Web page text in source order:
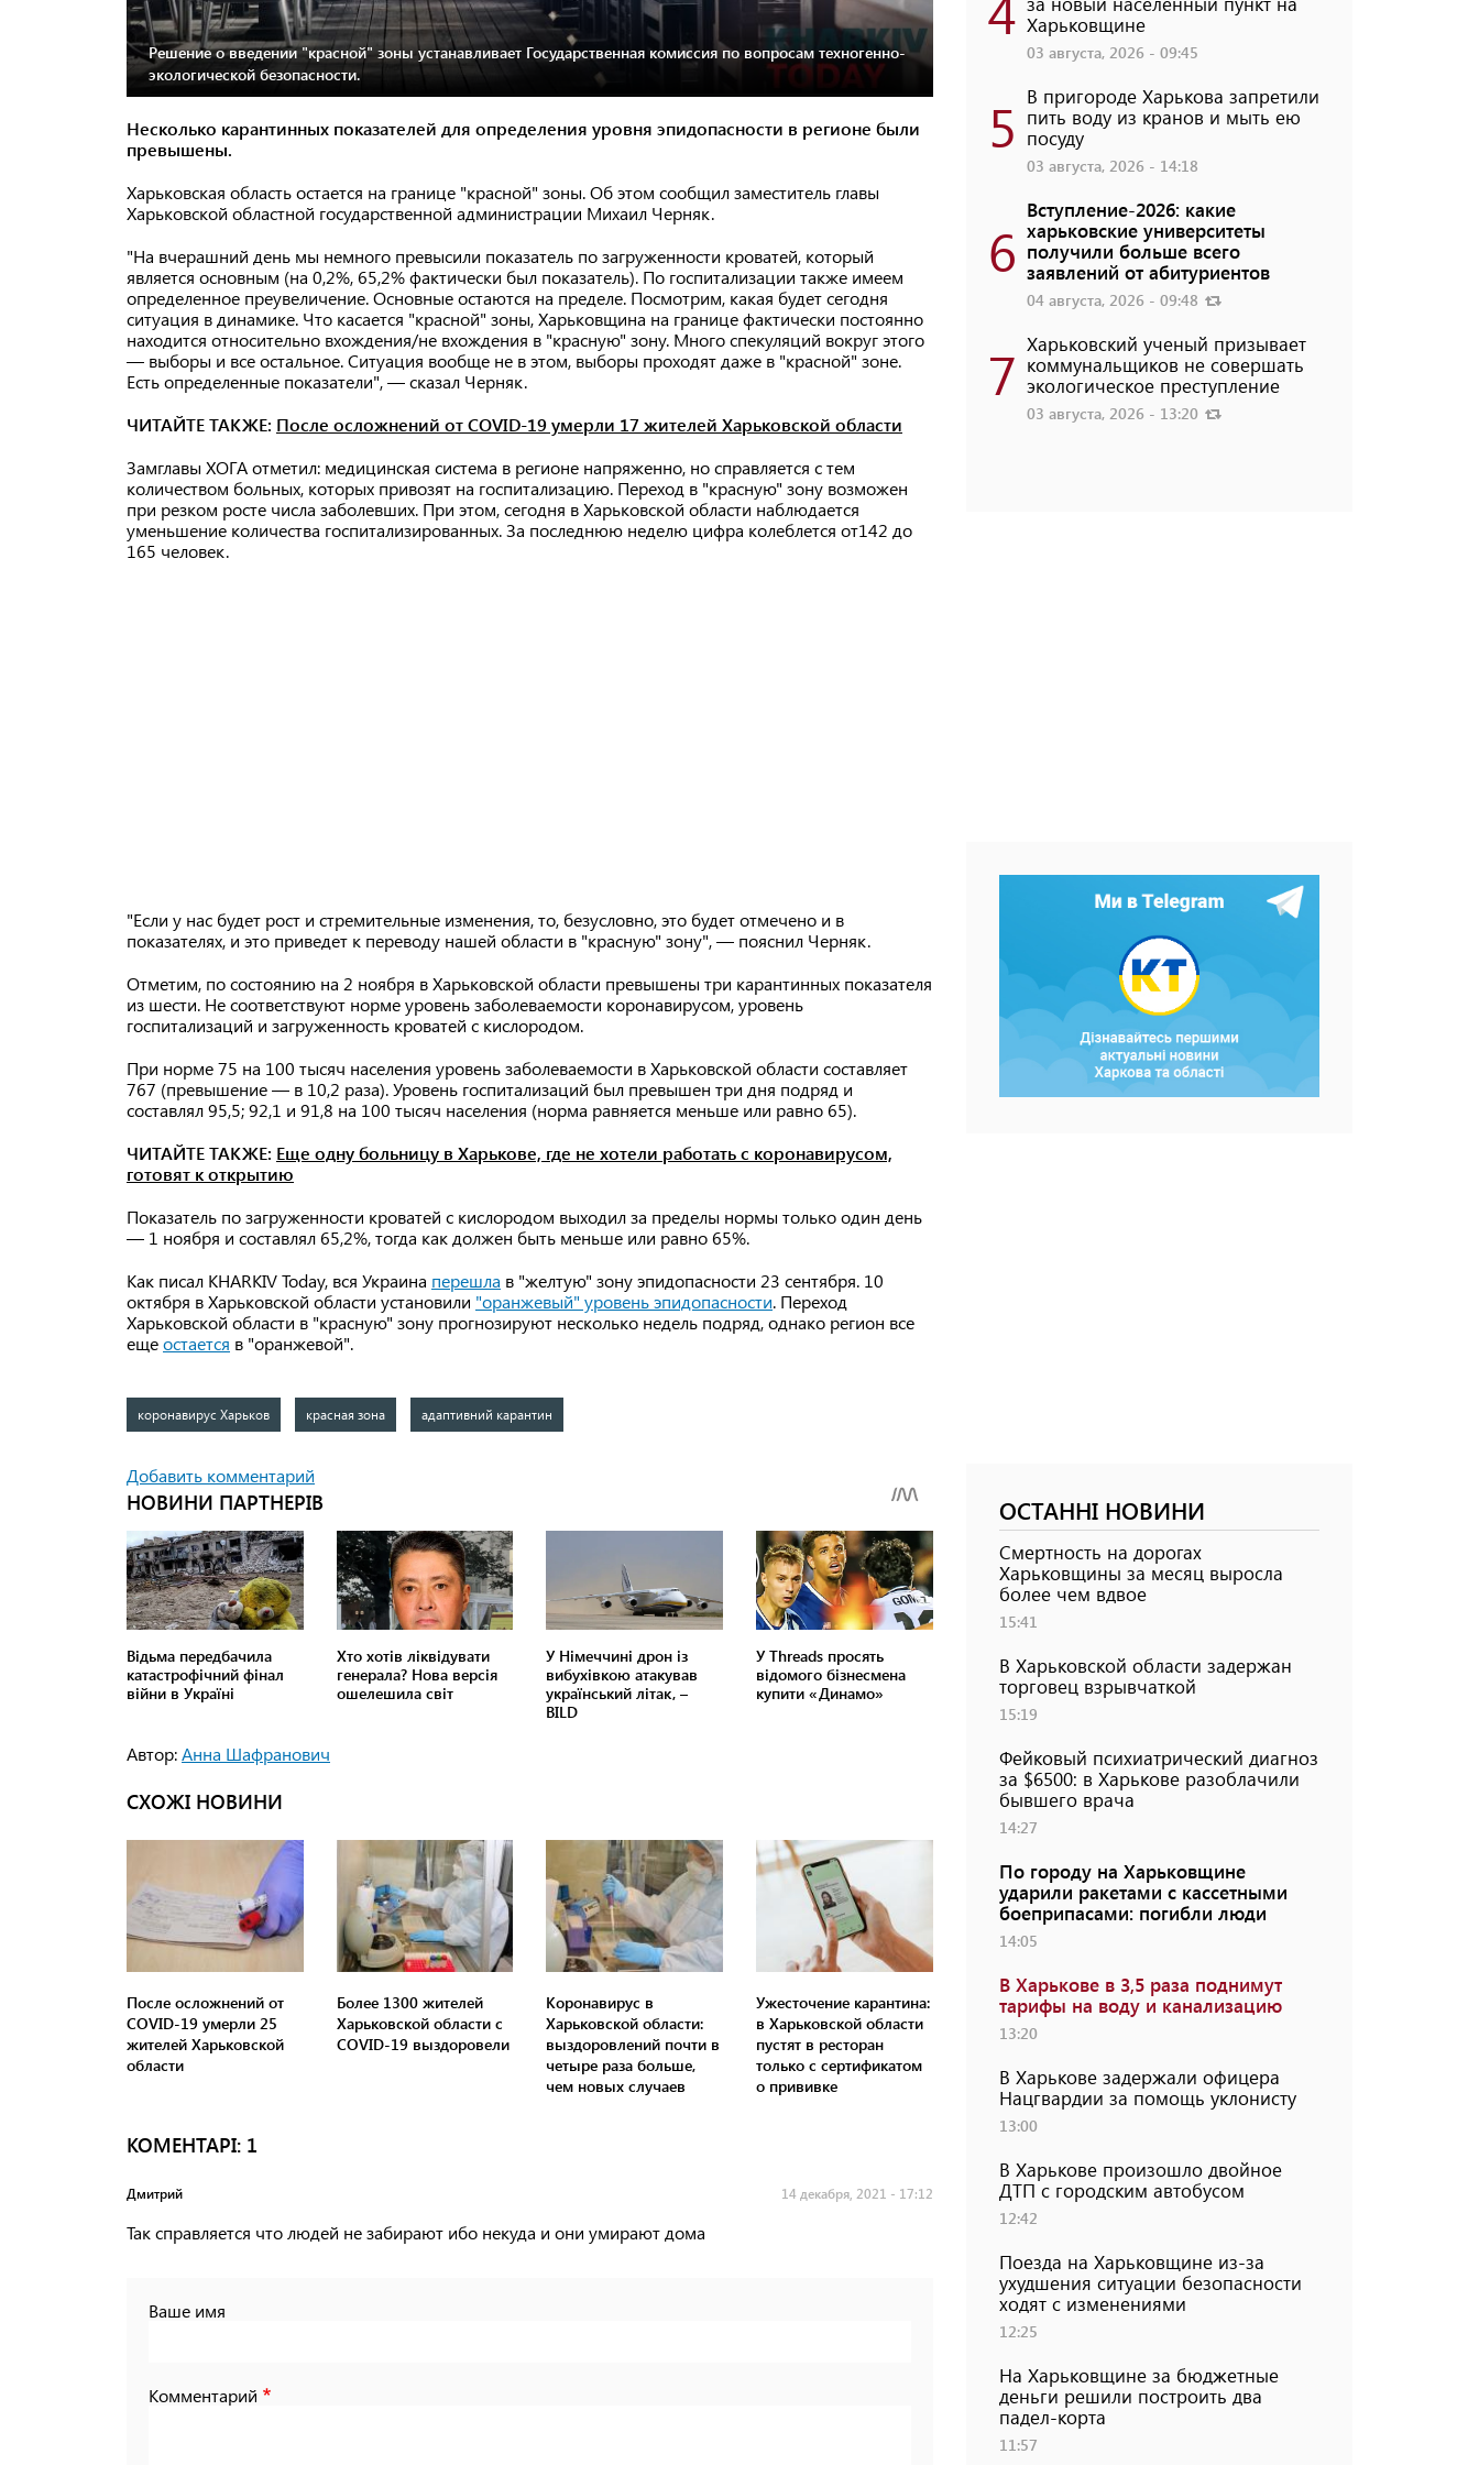
Решение о введении "красной" зоны устанавливает Государственная комиссия по вопросам техногенно-
экологической безопасности.
Несколько карантинных показателей для определения уровня эпидопасности в регионе были
превышены.
Харьковская область остается на границе "красной" зоны. Об этом сообщил заместитель главы
Харьковской областной государственной администрации Михаил Черняк.
"На вчерашний день мы немного превысили показатель по загруженности кроватей, который
является основным (на 0,2%, 65,2% фактически был показатель). По госпитализации также имеем
определенное преувеличение. Основные остаются на пределе. Посмотрим, какая будет сегодня
ситуация в динамике. Что касается "красной" зоны, Харьковщина на границе фактически постоянно
находится относительно вхождения/не вхождения в "красную" зону. Много спекуляций вокруг этого
— выборы и все остальное. Ситуация вообще не в этом, выборы проходят даже в "красной" зоне.
Есть определенные показатели", — сказал Черняк.
ЧИТАЙТЕ ТАКЖЕ: После осложнений от COVID-19 умерли 17 жителей Харьковской области
Замглавы ХОГА отметил: медицинская система в регионе напряженно, но справляется с тем
количеством больных, которых привозят на госпитализацию. Переход в "красную" зону возможен
при резком росте числа заболевших. При этом, сегодня в Харьковской области наблюдается
уменьшение количества госпитализированных. За последнюю неделю цифра колеблется от142 до
165 человек.
"Если у нас будет рост и стремительные изменения, то, безусловно, это будет отмечено и в
показателях, и это приведет к переводу нашей области в "красную" зону", — пояснил Черняк.
Отметим, по состоянию на 2 ноября в Харьковской области превышены три карантинных показателя
из шести. Не соответствуют норме уровень заболеваемости коронавирусом, уровень
госпитализаций и загруженность кроватей с кислородом.
При норме 75 на 100 тысяч населения уровень заболеваемости в Харьковской области составляет
767 (превышение — в 10,2 раза). Уровень госпитализаций был превышен три дня подряд и
составлял 95,5; 92,1 и 91,8 на 100 тысяч населения (норма равняется меньше или равно 65).
ЧИТАЙТЕ ТАКЖЕ: Еще одну больницу в Харькове, где не хотели работать с коронавирусом,
готовят к открытию
Показатель по загруженности кроватей с кислородом выходил за пределы нормы только один день
— 1 ноября и составлял 65,2%, тогда как должен быть меньше или равно 65%.
Как писал KHARKIV Today, вся Украина перешла в "желтую" зону эпидопасности 23 сентября. 10
октября в Харьковской области установили "оранжевый" уровень эпидопасности. Переход
Харьковской области в "красную" зону прогнозируют несколько недель подряд, однако регион все
ещеостается в "оранжевой".
коронавирус Харьков красная зона адаптивний карантин
Добавить комментарий
Автор:Анна Шафранович
СХОЖІ НОВИНИ
После осложнений от
COVID-19 умерли 25
жителей Харьковской
области
Более 1300 жителей
Харьковской области с
COVID-19 выздоровели
Коронавирус в
Харьковской области:
выздоровлений почти в
четыре раза больше,
чем новых случаев
Ужесточение карантина:
в Харьковской области
пустят в ресторан
только с сертификатом
о прививке
КОМЕНТАРI: 1
14 декабря, 2021 - 17:12
Дмитрий
Так справляется что людей не забирают ибо некуда и они умирают дома
Ваше имя
Комментарий
Харьковщине
03 августа, 2026 - 09:45
5 В пригороде Харькова запретили
пить воду из кранов и мыть ею
посуду
03 августа, 2026 - 14:18
6
Вступление-2026: какие
харьковские университеты
получили больше всего
заявлений от абитуриентов
04 августа, 2026 - 09:48
7 Харьковский ученый призывает
коммунальщиков не совершать
экологическое преступление
03 августа, 2026 - 13:20
ОСТАННІ НОВИНИ
Смертность на дорогах
Харьковщины за месяц выросла
более чем вдвое
15:41
В Харьковской области задержан
торговец взрывчаткой
15:19
Фейковый психиатрический диагноз
за $6500: в Харькове разоблачили
бывшего врача
14:27
По городу на Харьковщине
ударили ракетами с кассетными
боеприпасами: погибли люди
14:05
В Харькове в 3,5 раза поднимут
тарифы на воду и канализацию
13:20
В Харькове задержали офицера
Нацгвардии за помощь уклонисту
13:00
В Харькове произошло двойное
ДТП с городским автобусом
12:42
Поезда на Харьковщине из-за
ухудшения ситуации безопасности
ходят с изменениями
12:25
На Харьковщине за бюджетные
деньги решили построить два
падел-корта
11:57